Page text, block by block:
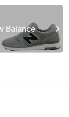
Balance